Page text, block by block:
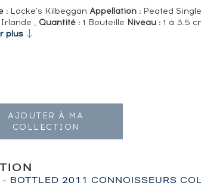
:Locke's Kilbeggan Appellation :Peated
Irlande , Quantité :1 Bouteille Niveau :1 à 3.5
plus
BOTTLED 2011 CONNOISSEURS
AJOUTER À MA
COLLECTION